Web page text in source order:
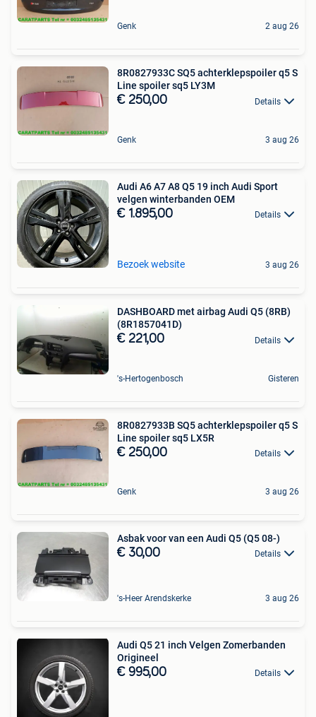
Genk 2 aug 26
8R0827933C SQ5 achterklepspoiler q5 S
Line spoiler sq5 LY3M
€ 250,00 Details
Genk 3 aug 26
Audi A6 A7 A8 Q5 19 inch Audi Sport
velgen winterbanden OEM
€ 1.895,00 Details
Bezoek website 3 aug 26
DASHBOARD met airbag Audi Q5 (8RB)
(8R1857041D)
€ 221,00 Details
's-Hertogenbosch Gisteren
8R0827933B SQ5 achterklepspoiler q5 S
Line spoiler sq5 LX5R
€ 250,00 Details
Genk 3 aug 26
Asbak voor van een Audi Q5 (Q5 08-)
€ 30,00 Details
's-Heer Arendskerke 3 aug 26
Audi Q5 21 inch Velgen Zomerbanden
Origineel
€ 995,00 Details